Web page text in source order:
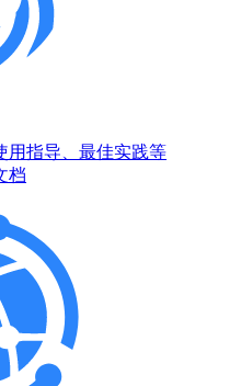
用指导、最佳实践等
档